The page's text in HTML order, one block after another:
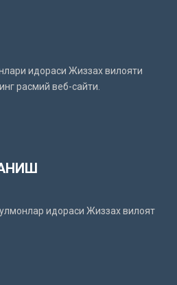
идораси Жиззах вилояти
расмий веб-сайти.
идораси Жиззах вилоят